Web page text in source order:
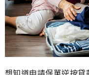
想知道申請保單逆按